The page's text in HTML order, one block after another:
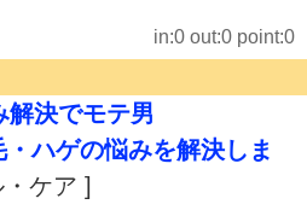
in:0 out:0 point:0
解決でモテ男
ハゲの悩みを解決しま
ケア ]